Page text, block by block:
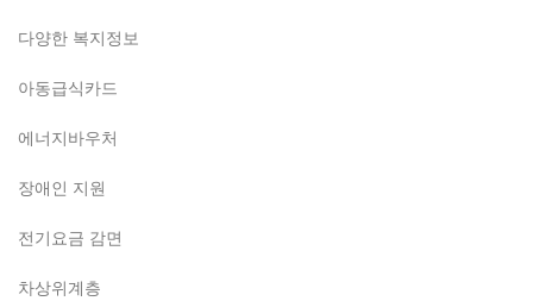
다양한 복지정보
아동급식카드
에너지바우처
장애인 지원
전기요금 감면
차상위계층